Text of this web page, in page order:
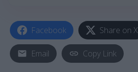
Facebook Share on X
Email Copy Link